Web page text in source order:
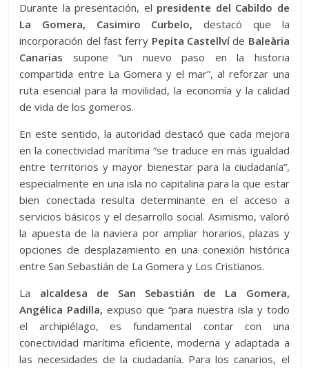
Durante la presentación, el presidente del Cabildo de
La Gomera, Casimiro Curbelo, destacó que la
incorporación del fast ferry Pepita Castellvíde Baleària
Canarias supone “un nuevo paso en la historia
compartida entre La Gomera y el mar”, al reforzar una
ruta esencial para la movilidad, la economía y la calidad
de vida de los gomeros.
En este sentido, la autoridad destacó que cada mejora
en la conectividad marítima “se traduce en más igualdad
entre territorios y mayor bienestar para la ciudadanía”,
especialmente en una isla no capitalina para la que estar
bien conectada resulta determinante en el acceso a
servicios básicos y el desarrollo social. Asimismo, valoró
la apuesta de la naviera por ampliar horarios, plazas y
opciones de desplazamiento en una conexión histórica
entre San Sebastián de La Gomera y Los Cristianos.
La alcaldesa de San Sebastián de La Gomera,
Angélica Padilla, expuso que “para nuestra isla y todo
el archipiélago, es fundamental contar con una
conectividad marítima eficiente, moderna y adaptada a
las necesidades de la ciudadanía. Para los canarios, el